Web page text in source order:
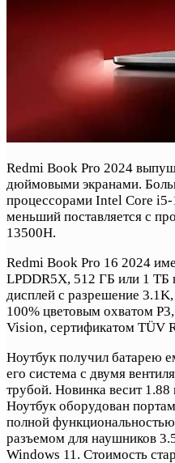
Redmi Book Pro 2024
дюймовыми экранами.
процессорами Intel Core
меньший поставляется с
13500H.
Redmi Book Pro 16 2024
LPDDR5X, 512 ГБ или 1 ТБ
дисплей с разрешение
100% цветовым охватом
Vision, сертификатом TÜV
Ноутбук получил батарею
его система с двумя
трубой. Новинка весит
Ноутбук оборудован
полной
разъемом для наушников
Windows 11. Стоимость